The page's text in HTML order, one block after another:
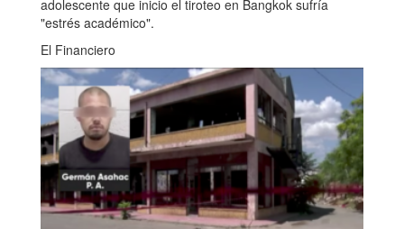
adolescente que inicio el tiroteo en Bangkok sufría
"estrés académico".
El Financiero